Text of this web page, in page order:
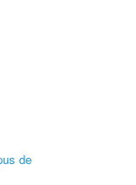
de